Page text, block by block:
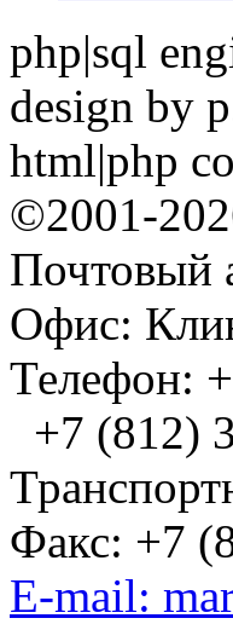
php|sql
design by
html|php
©2001-
Почтовый
Офис:
Телефон:
+7 (812)
Факс: +7
E-mail: